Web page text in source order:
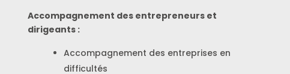
Accompagnement des entrepreneurs et
dirigeants :
Accompagnement des entreprises en
difficultés